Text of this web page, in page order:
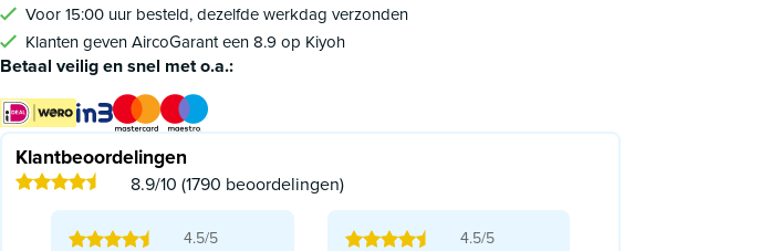
Voor 15:00 uur besteld, dezelfde werkdag verzonden
Klanten geven AircoGarant een 8.9 op Kiyoh
Betaal veilig en snel met o.a.:
Klantbeoordelingen
8.9/10 (1790 beoordelingen)
4.5/5 4.5/5